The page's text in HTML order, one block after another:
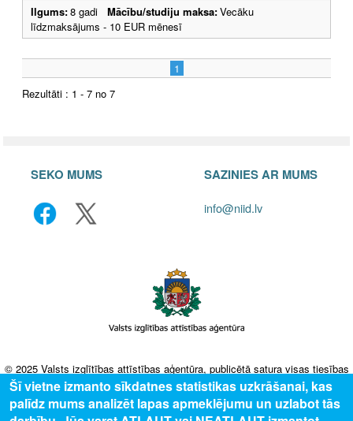
Ilgums:8 gadi Mācību/studiju maksa:Vecāku
līdzmaksājums - 10 EUR mēnesī
1
Rezultāti : 1 - 7 no 7
SEKO MUMS SAZINIES AR MUMS
info@niid.lv
© 2025 Valsts izglītības attīstības aģentūra, publicētā satura visas tiesības
aizsargātas.
Šī vietne izmanto sīkdatnes statistikas uzkrāšanai, kas
palīdz mums analizēt lapas apmeklējumu un uzlabot tās